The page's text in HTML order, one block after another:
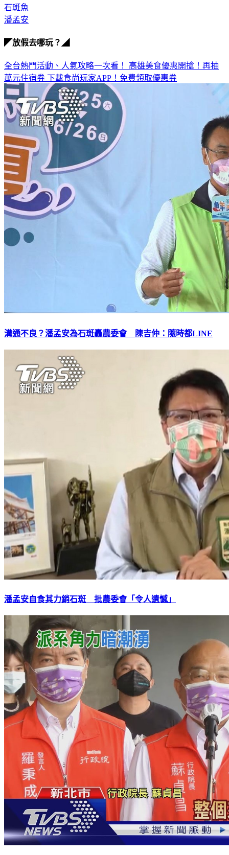
石斑魚
潘孟安
◤放假去哪玩？◢
全台熱門活動、人氣攻略一次看！ 高雄美食優惠開搶！再抽
萬元住宿券 下載食尚玩家APP！免費領取優惠券
溝通不良？潘孟安為石斑轟農委會 陳吉仲：隨時都LINE
潘孟安自食其力銷石斑 批農委會「令人遺憾」